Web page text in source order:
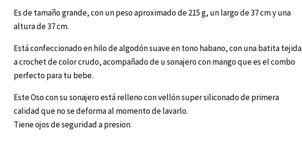
Es de tamaño grande, con un peso aproximado de 215 g, un largo de 37 cm y una
altura de 37 cm.
Está confeccionado en hilo de algodón suave en tono habano, con una batita tejida
a crochet de color crudo, acompañado de u sonajero con mango que es el combo
perfecto para tu bebe.
Este Oso con su sonajero está relleno con vellón super siliconado de primera
calidad que no se deforma al momento de lavarlo.
Tiene ojos de seguridad a presion.